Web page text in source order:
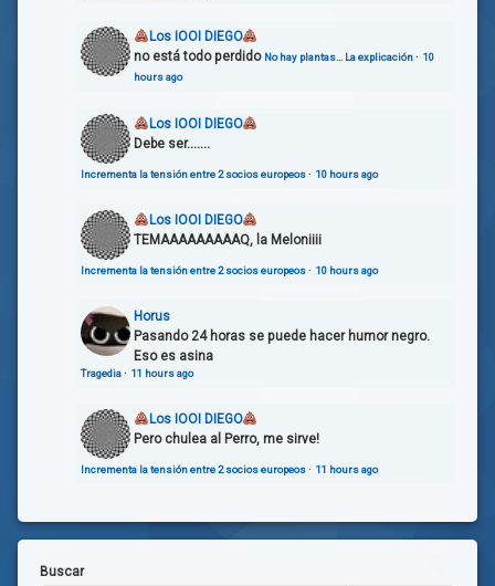
Los IOOI DIEGO
no está todo perdido No hay plantas… La explicación· 10
hours ago
Los IOOI DIEGO
Debe ser.......
Incrementa la tensión entre 2 socios europeos· 10 hours ago
Los IOOI DIEGO
TEMAAAAAAAAAQ, la Meloniiii
Incrementa la tensión entre 2 socios europeos· 10 hours ago
Horus
Pasando 24 horas se puede hacer humor negro.
Eso es asina
Tragedia· 11 hours ago
Los IOOI DIEGO
Pero chulea al Perro, me sirve!
Incrementa la tensión entre 2 socios europeos· 11 hours ago
Buscar